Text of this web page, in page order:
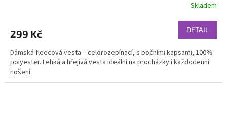
Skladem
299 Kč DETAIL
Dámská fleecová vesta – celorozepínací, s bočními kapsami, 100%
polyester. Lehká a hřejivá vesta ideální na procházky i každodenní
nošení.